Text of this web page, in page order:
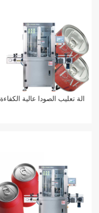
آلة تعليب الصودا عالية الكفاءة